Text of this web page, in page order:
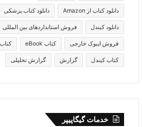
دانلود کتاب از Amazon دانلود کتاب پزشکی
دانلود کیندل فروش استانداردهای بین المللی
فروش ایبوک خارجی کتاب eBook
کتاب کیندل گزارش گزارش تحلیلی
خدمات گیگاپیپر